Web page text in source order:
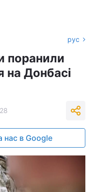
рус
поранили
на Донбасі
нас в Google